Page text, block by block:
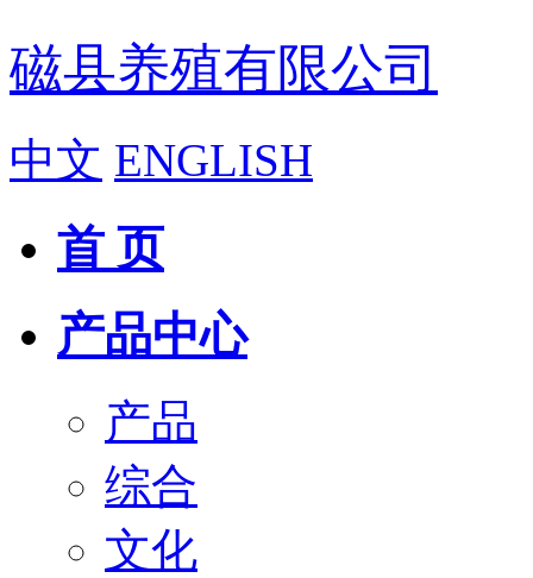
磁县养殖有限公司
中文 ENGLISH
首 页
产品中心
产品
综合
文化